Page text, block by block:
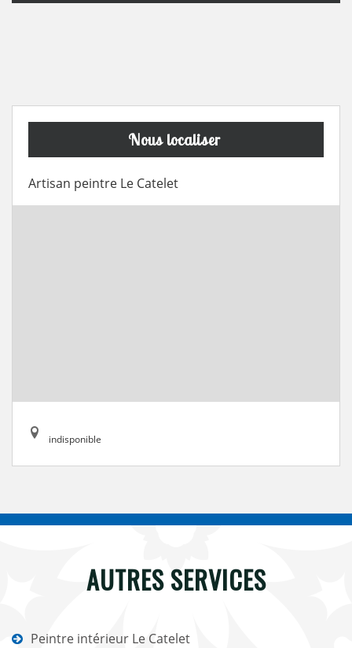
Nous localiser
Artisan peintre Le Catelet
indisponible
AUTRES SERVICES
Peintre intérieur Le Catelet